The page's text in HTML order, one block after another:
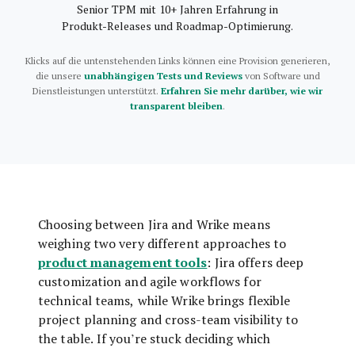
Senior TPM mit 10+ Jahren Erfahrung in
Produkt-Releases und Roadmap-Optimierung.
Klicks auf die untenstehenden Links können eine Provision generieren,
die unsere unabhängigen Tests und Reviewsvon Software und
Dienstleistungen unterstützt. Erfahren Sie mehr darüber, wie wir
transparent bleiben.
Choosing between Jira and Wrike means
weighing two very different approaches to
product management tools: Jira offers deep
customization and agile workflows for
technical teams, while Wrike brings flexible
project planning and cross-team visibility to
the table. If you’re stuck deciding which